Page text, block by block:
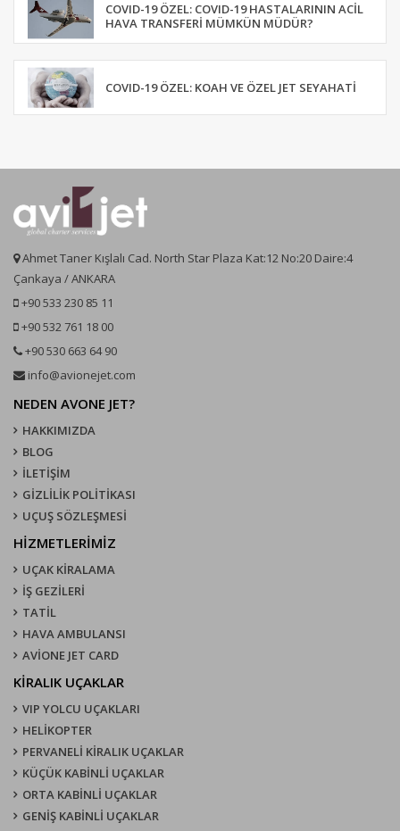
COVID-19 ÖZEL: COVID-19 HASTALARININ ACIL
HAVA TRANSFERI MÜMKÜN MÜDÜR?
COVID-19 ÖZEL: KOAH VE ÖZEL JET SEYAHATI
Ahmet Taner Kışlalı Cad. North Star Plaza Kat:12 No:20 Daire:4
Çankaya / ANKARA
+90 533 230 85 11
+90 532 761 18 00
+90 530 663 64 90
info@avionejet.com
NEDEN AVONE JET?
HAKKIMIZDA
BLOG
İLETİŞİM
GİZLİLİK POLİTİKASI
UÇUŞ SÖZLEŞMESI
HİZMETLERİMİZ
UÇAK KIRALAMA
İŞ GEZİLERİ
TATİL
HAVA AMBULANSI
AVİONE JET CARD
KIRALIK UÇAKLAR
VIP YOLCU UÇAKLARI
HELİKOPTER
PERVANELİ KİRALIK UÇAKLAR
KÜÇÜK KABİNLİ UÇAKLAR
ORTA KABİNLİ UÇAKLAR
GENİŞ KABİNLİ UÇAKLAR